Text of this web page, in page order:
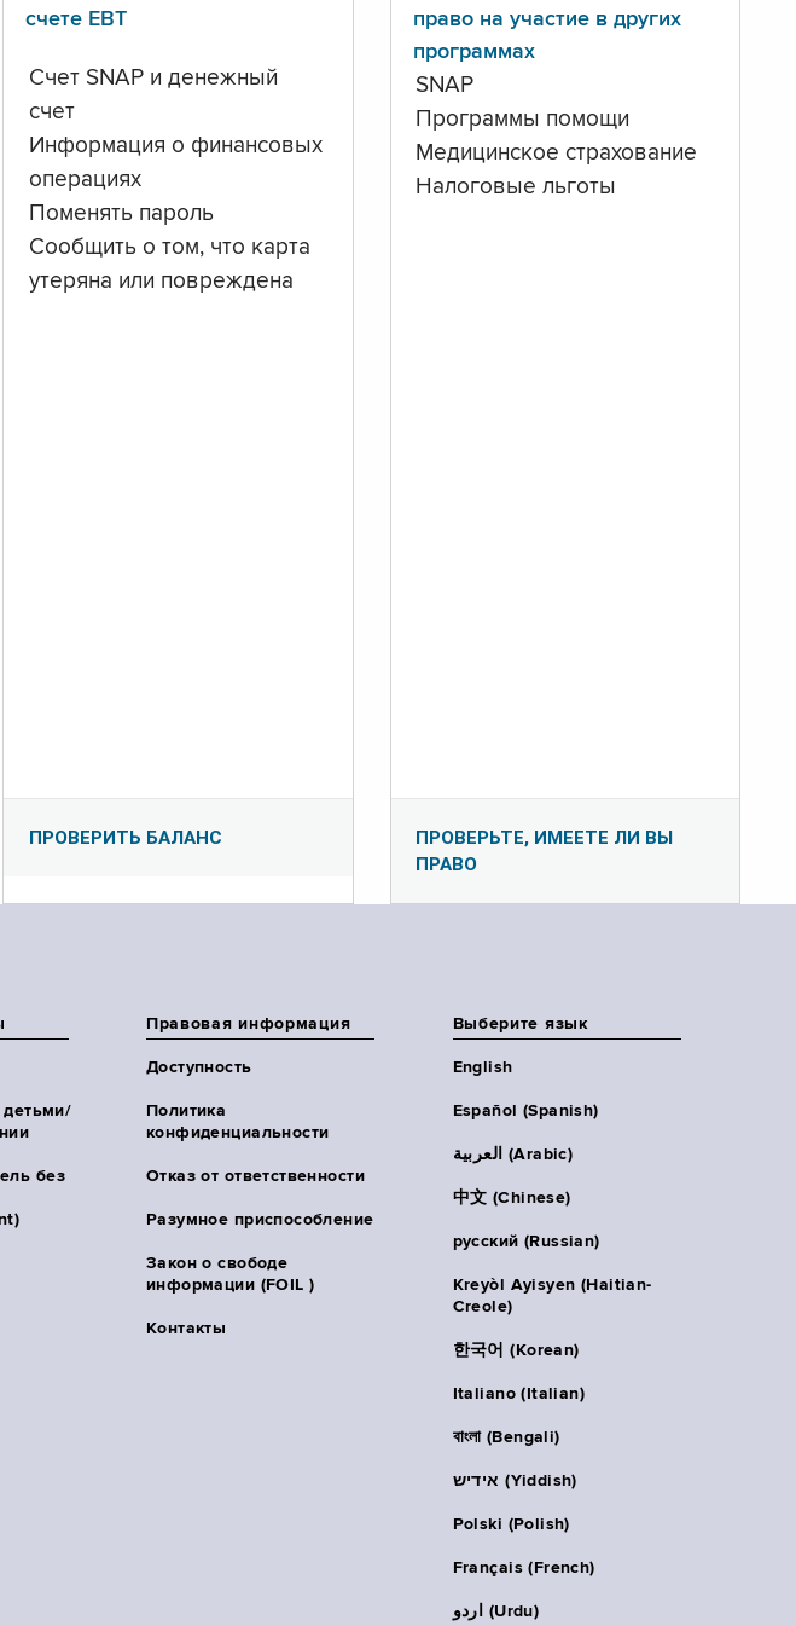
счете ЕВТ
Счет SNAP и денежный
счет
Информация о финансовых
операциях
Поменять пароль
Сообщить о том, что карта
утеряна или повреждена
ПРОВЕРИТЬ БАЛАНС
право на участие в других
программах
SNAP
Программы помощи
Медицинское страхование
Налоговые льготы
ПРОВЕРЬТЕ, ИМЕЕТЕ ЛИ ВЫ
ПРАВО
детьми/
без
Правовая информация
Доступность
Политика
конфиденциальности
Отказ от ответственности
Разумное приспособление
Закон о свободе
информации (FOIL )
Контакты
Выберите язык
English
Español (Spanish)
العربية (Arabic)
中文 (Chinese)
русский (Russian)
Kreyòl Ayisyen (Haitian-
Creole)
한국어 (Korean)
Italiano (Italian)
বাংলা (Bengali)
אידיש (Yiddish)
Polski (Polish)
Français (French)
اردو (Urdu)